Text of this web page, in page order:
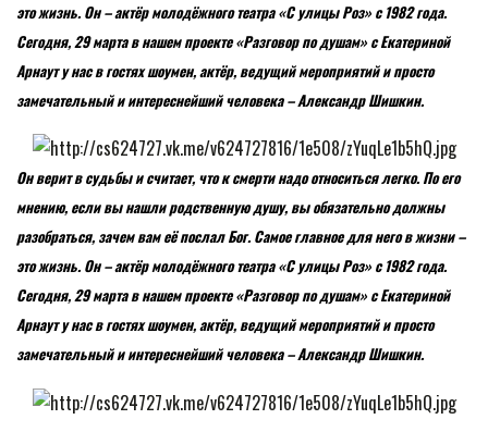
это жизнь. Он – актёр молодёжного театра «С улицы Роз» с 1982 года.
Сегодня, 29 марта в нашем проекте «Разговор по душам» с Екатериной
Арнаут у нас в гостях шоумен, актёр, ведущий мероприятий и просто
замечательный и интереснейший человека – Александр Шишкин.
Он верит в судьбы и считает, что к смерти надо относиться легко. По его
мнению, если вы нашли родственную душу, вы обязательно должны
разобраться, зачем вам её послал Бог. Самое главное для него в жизни –
это жизнь. Он – актёр молодёжного театра «С улицы Роз» с 1982 года.
Сегодня, 29 марта в нашем проекте «Разговор по душам» с Екатериной
Арнаут у нас в гостях шоумен, актёр, ведущий мероприятий и просто
замечательный и интереснейший человека – Александр Шишкин.